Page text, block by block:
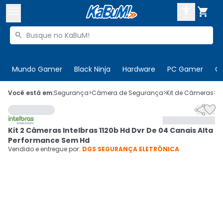

Buscar produtos

Mundo Gamer Black Ninja Hardware PC Gamer
 Olá. Acesse sua conta
 Departamentos
Cupons
CADASTRE-SE
Você está em:Segurança>Câmera de Segurança>Kit de Câmeras>

Kit 2 Câmeras Intelbras 1120b Hd Dvr De 04 Canais Alta
Performance Sem Hd
Vendido e entregue por: DGS SEGURANÇA ELETRÔNICA